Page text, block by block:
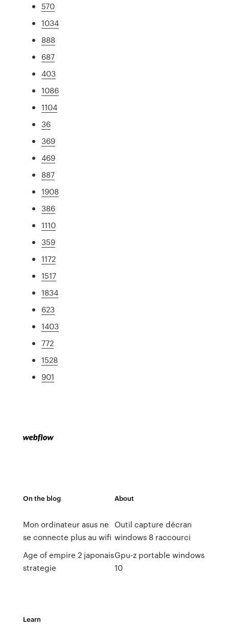
570
1034
888
687
403
1086
1104
36
369
469
887
1908
386
1110
359
1172
1517
1834
623
1403
772
1528
901
On the blog
Mon ordinateur asus ne
se connecte plus au wifi
Age of empire 2 japonais
strategie
About
Outil capture décran
windows 8 raccourci
Gpu-z portable windows
10
Learn